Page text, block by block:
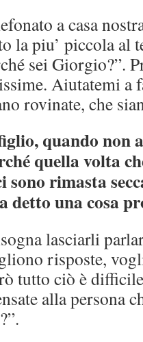
a casa
la piu’ piccola al
sei Giorgio?”.
Aiutatemi a
rovinate, che
quando non
quella volta
sono rimasta
detto una cosa
lasciarli
risposte,
tutto ciò è
alla persona